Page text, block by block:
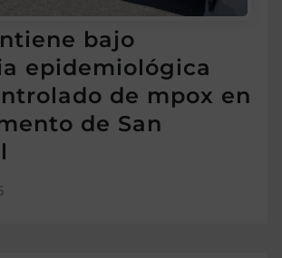
bajo
epidemiológica
de mpox en
de San